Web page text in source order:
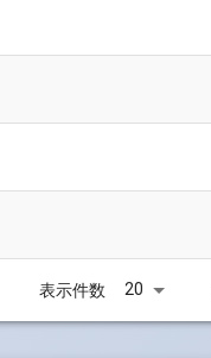
表示件数 20